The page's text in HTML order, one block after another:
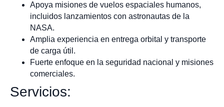
Apoya misiones de vuelos espaciales humanos,
incluidos lanzamientos con astronautas de la
NASA.
Amplia experiencia en entrega orbital y transporte
de carga útil.
Fuerte enfoque en la seguridad nacional y misiones
comerciales.
Servicios: